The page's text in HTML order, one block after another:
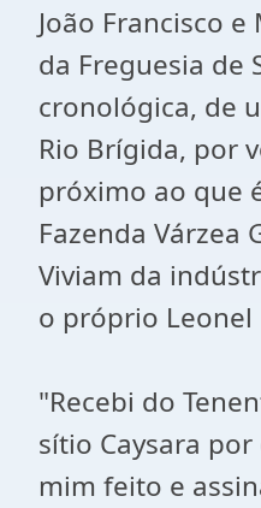
João Francisco
da Freguesia de
cronológica, de
Rio Brígida, por
próximo ao que
Fazenda
Viviam da
o próprio
"Recebi do
sítio Caysara
mim feito e